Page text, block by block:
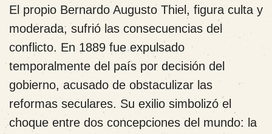
El propio Bernardo Augusto Thiel, figura culta y
moderada, sufrió las consecuencias del
conflicto. En 1889 fue expulsado
temporalmente del país por decisión del
gobierno, acusado de obstaculizar las
reformas seculares. Su exilio simbolizó el
choque entre dos concepciones del mundo: la